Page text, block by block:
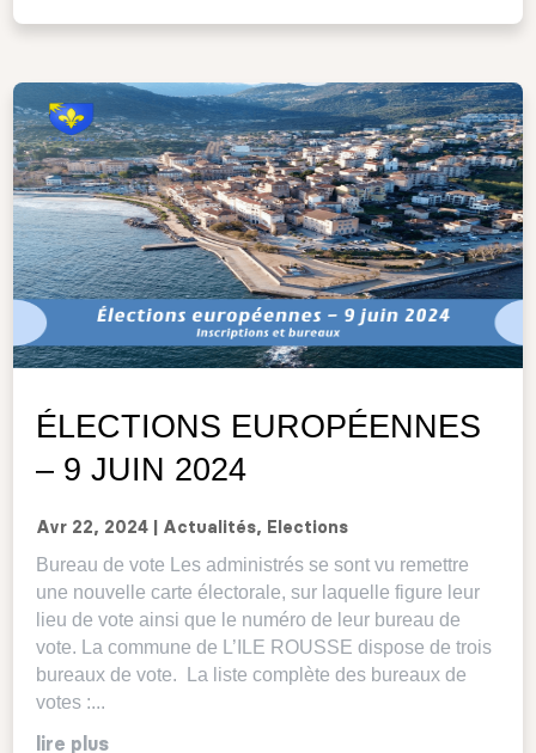
ÉLECTIONS EUROPÉENNES
– 9 JUIN 2024
Avr 22, 2024 Actualités, Elections
Bureau de vote Les administrés se sont vu remettre
une nouvelle carte électorale, sur laquelle figure leur
lieu de vote ainsi que le numéro de leur bureau de
vote. La commune de L’ILE ROUSSE dispose de trois
bureaux de vote. La liste complète des bureaux de
votes :...
lire plus